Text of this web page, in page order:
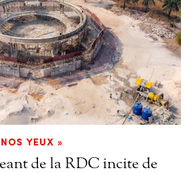
YEUX »
de la RDC incite de